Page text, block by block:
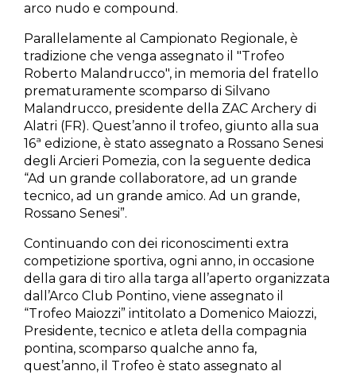
arco nudo e compound.
Parallelamente al Campionato Regionale, è
tradizione che venga assegnato il "Trofeo
Roberto Malandrucco", in memoria del fratello
prematuramente scomparso di Silvano
Malandrucco, presidente della ZAC Archery di
Alatri (FR). Quest’anno il trofeo, giunto alla sua
16ª edizione, è stato assegnato a Rossano Senesi
degli Arcieri Pomezia, con la seguente dedica
“Ad un grande collaboratore, ad un grande
tecnico, ad un grande amico. Ad un grande,
Rossano Senesi”.
Continuando con dei riconoscimenti extra
competizione sportiva, ogni anno, in occasione
della gara di tiro alla targa all’aperto organizzata
dall’Arco Club Pontino, viene assegnato il
“Trofeo Maiozzi” intitolato a Domenico Maiozzi,
Presidente, tecnico e atleta della compagnia
pontina, scomparso qualche anno fa,
quest’anno, il Trofeo è stato assegnato al